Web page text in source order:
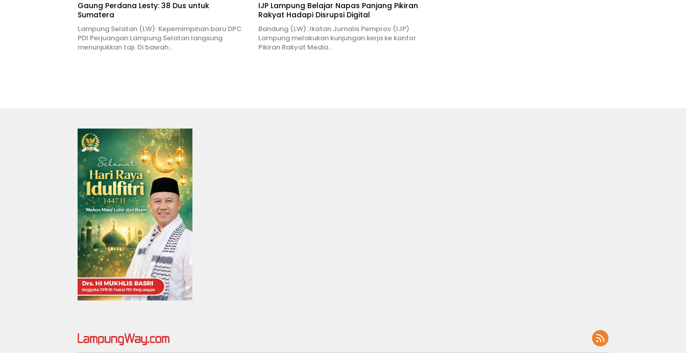
Gaung Perdana Lesty: 38 Dus untuk
Sumatera
Lampung Selatan (LW): Kepemimpinan baru DPC
PDI Perjuangan Lampung Selatan langsung
menunjukkan taji. Di bawah…
IJP Lampung Belajar Napas Panjang Pikiran
Rakyat Hadapi Disrupsi Digital
Bandung (LW): Ikatan Jurnalis Pemprov (IJP)
Lampung melakukan kunjungan kerja ke kantor
Pikiran Rakyat Media…